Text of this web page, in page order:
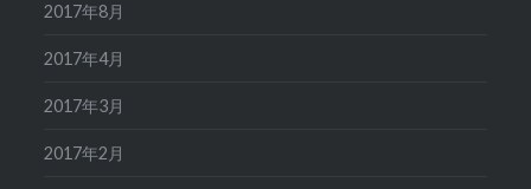
2017年8月
2017年4月
2017年3月
2017年2月